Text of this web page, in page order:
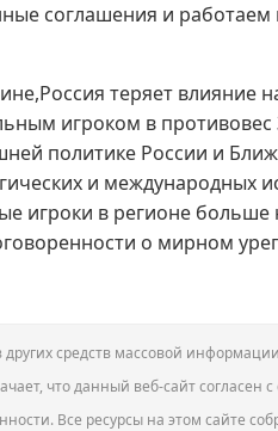
соглашения и
теряет влияние
игроком в противовес
политике России и
и международных
игроки в регионе больше
о мирном
других средств массовой
что данный веб-сайт согласен
Все ресурсы на этом сайте